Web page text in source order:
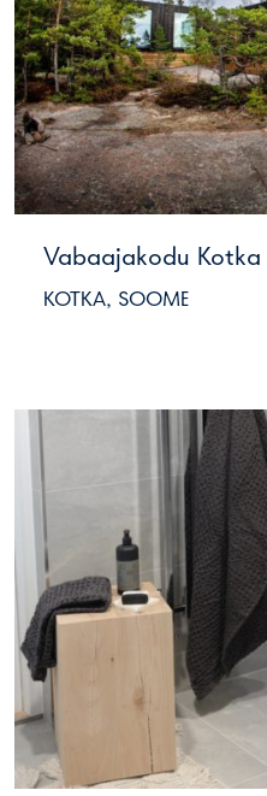
Vabaajakodu Kotka
KOTKA, SOOME